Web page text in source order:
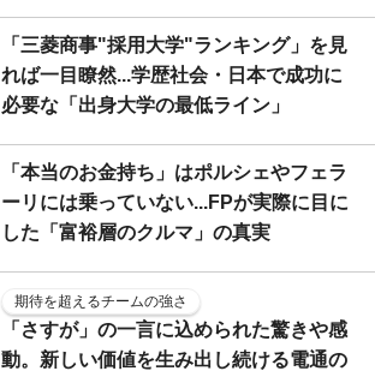
「三菱商事"採用大学"ランキング」を見
れば一目瞭然...学歴社会・日本で成功に
必要な「出身大学の最低ライン」
「本当のお金持ち」はポルシェやフェラ
ーリには乗っていない...FPが実際に目に
した「富裕層のクルマ」の真実
期待を超えるチームの強さ
「さすが」の一言に込められた驚きや感
動。新しい価値を生み出し続ける電通の